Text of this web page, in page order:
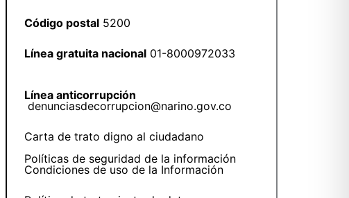
Código postal 5200
Línea gratuita nacional 01-8000972033
Línea anticorrupción
denunciasdecorrupcion@narino.gov.co
Carta de trato digno al ciudadano
Políticas de seguridad de la información
Condiciones de uso de la Información